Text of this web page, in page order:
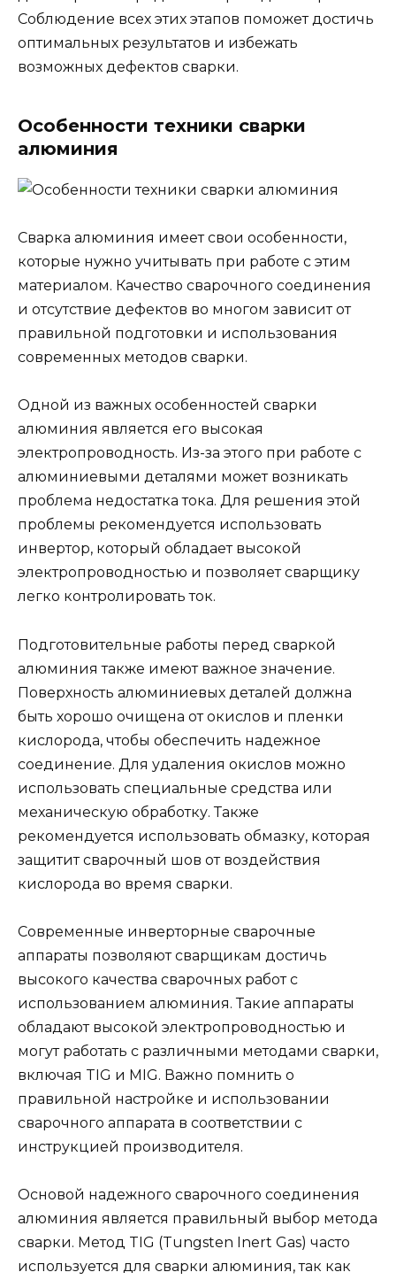
Соблюдение всех этих этапов поможет достичь
оптимальных результатов и избежать
возможных дефектов сварки.
Особенности техники сварки
алюминия
Сварка алюминия имеет свои особенности,
которые нужно учитывать при работе с этим
материалом. Качество сварочного соединения
и отсутствие дефектов во многом зависит от
правильной подготовки и использования
современных методов сварки.
Одной из важных особенностей сварки
алюминия является его высокая
электропроводность. Из-за этого при работе с
алюминиевыми деталями может возникать
проблема недостатка тока. Для решения этой
проблемы рекомендуется использовать
инвертор, который обладает высокой
электропроводностью и позволяет сварщику
легко контролировать ток.
Подготовительные работы перед сваркой
алюминия также имеют важное значение.
Поверхность алюминиевых деталей должна
быть хорошо очищена от окислов и пленки
кислорода, чтобы обеспечить надежное
соединение. Для удаления окислов можно
использовать специальные средства или
механическую обработку. Также
рекомендуется использовать обмазку, которая
защитит сварочный шов от воздействия
кислорода во время сварки.
Современные инверторные сварочные
аппараты позволяют сварщикам достичь
высокого качества сварочных работ с
использованием алюминия. Такие аппараты
обладают высокой электропроводностью и
могут работать с различными методами сварки,
включая TIG и MIG. Важно помнить о
правильной настройке и использовании
сварочного аппарата в соответствии с
инструкцией производителя.
Основой надежного сварочного соединения
алюминия является правильный выбор метода
сварки. Метод TIG (Tungsten Inert Gas) часто
используется для сварки алюминия, так как